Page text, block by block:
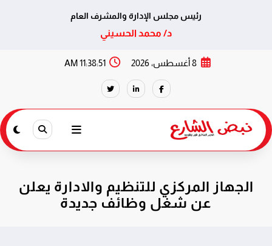
رئيس مجلس الإدارة والمشرف العام
د/ محمد الحسيني
8 أغسطس، 2026 11:38:51 AM
الجهاز المركزي للتنظيم والادارة يعلن
عن شغل وظائف جديدة